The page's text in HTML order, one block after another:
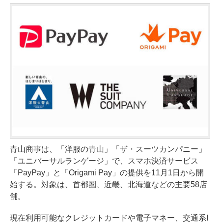
青山商事は、「洋服の青山」「ザ・スーツカンパニー」
「ユニバーサルランゲージ」で、スマホ決済サービス
「PayPay」と「Origami Pay」の提供を11月1日から開
始する。対象は、首都圏、近畿、北海道などの主要58店
舗。
現在利用可能なクレジットカードや電子マネー、交通系I